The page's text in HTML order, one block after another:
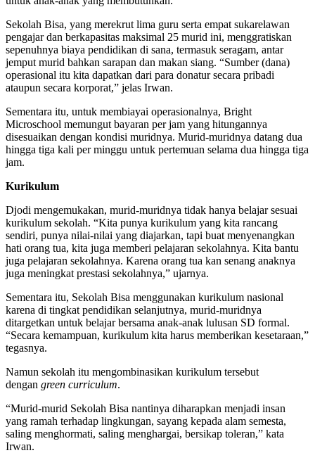
Sekolah Bisa, yang merekrut lima guru serta empat sukarelawan
pengajar dan berkapasitas maksimal 25 murid ini, menggratiskan
sepenuhnya biaya pendidikan di sana, termasuk seragam, antar
jemput murid bahkan sarapan dan makan siang. “Sumber (dana)
operasional itu kita dapatkan dari para donatur secara pribadi
ataupun secara korporat,” jelas Irwan.
Sementara itu, untuk membiayai operasionalnya, Bright
Microschool memungut bayaran per jam yang hitungannya
disesuaikan dengan kondisi muridnya. Murid-muridnya datang dua
hingga tiga kali per minggu untuk pertemuan selama dua hingga tiga
jam.
Kurikulum
Djodi mengemukakan, murid-muridnya tidak hanya belajar sesuai
kurikulum sekolah. “Kita punya kurikulum yang kita rancang
sendiri, punya nilai-nilai yang diajarkan, tapi buat menyenangkan
hati orang tua, kita juga memberi pelajaran sekolahnya. Kita bantu
juga pelajaran sekolahnya. Karena orang tua kan senang anaknya
juga meningkat prestasi sekolahnya,” ujarnya.
Sementara itu, Sekolah Bisa menggunakan kurikulum nasional
karena di tingkat pendidikan selanjutnya, murid-muridnya
ditargetkan untuk belajar bersama anak-anak lulusan SD formal.
“Secara kemampuan, kurikulum kita harus memberikan kesetaraan,”
tegasnya.
Namun sekolah itu mengombinasikan kurikulum tersebut
dengan green curriculum.
“Murid-murid Sekolah Bisa nantinya diharapkan menjadi insan
yang ramah terhadap lingkungan, sayang kepada alam semesta,
saling menghormati, saling menghargai, bersikap toleran,” kata
Irwan.